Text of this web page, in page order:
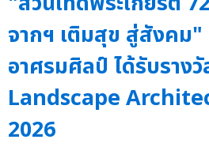
จากฯ เติมสุข สู่สังคม
อาศรมศิลป์ ได้รับราง
Landscape
2026